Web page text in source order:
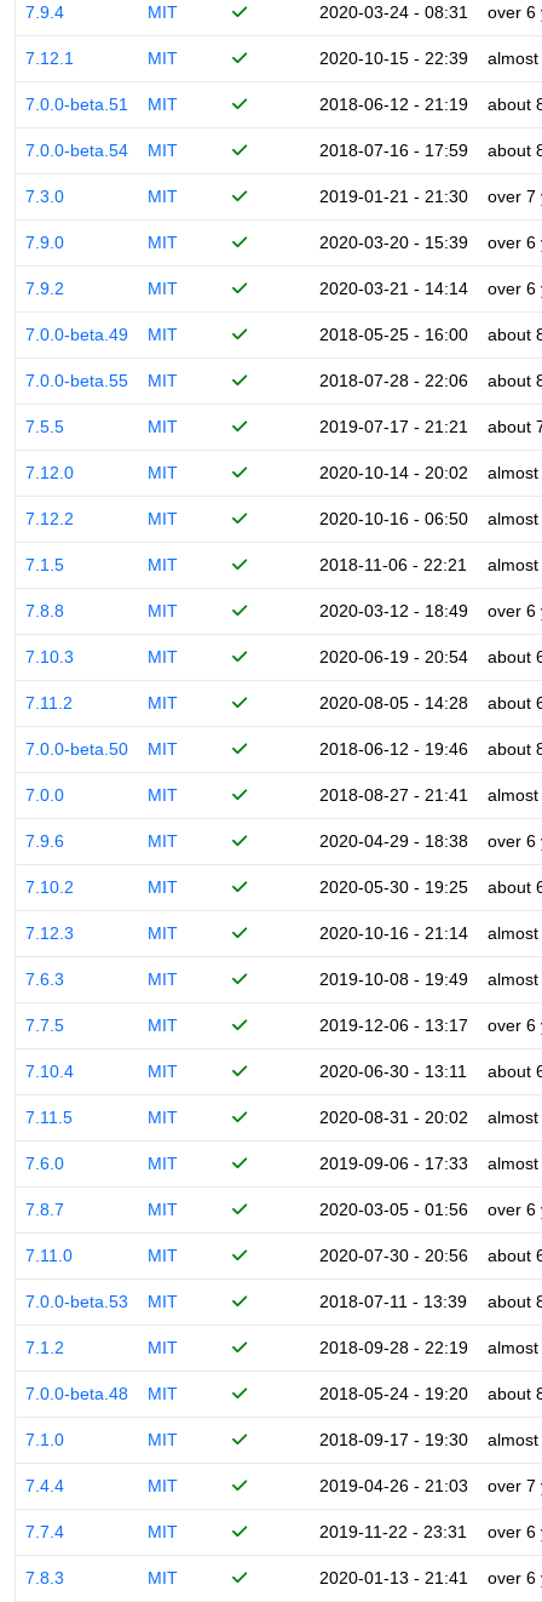
7.9.4 MIT 2020-03-24 - 08:31 over 6
7.12.1 MIT 2020-10-15 - 22:39
7.0.0-beta.51 MIT 2018-06-12 - 21:19 about
7.0.0-beta.54 MIT 2018-07-16 - 17:59 about
7.3.0 MIT 2019-01-21 - 21:30 over 7
7.9.0 MIT 2020-03-20 - 15:39 over 6
7.9.2 MIT 2020-03-21 - 14:14 over 6
7.0.0-beta.49 MIT 2018-05-25 - 16:00 about
7.0.0-beta.55 MIT 2018-07-28 - 22:06 about
7.5.5 MIT 2019-07-17 - 21:21 about
7.12.0 MIT 2020-10-14 - 20:02
7.12.2 MIT 2020-10-16 - 06:50
7.1.5 MIT 2018-11-06 - 22:21
7.8.8 MIT 2020-03-12 - 18:49 over 6
7.10.3 MIT 2020-06-19 - 20:54 about
7.11.2 MIT 2020-08-05 - 14:28 about
7.0.0-beta.50 MIT 2018-06-12 - 19:46 about
7.0.0 MIT 2018-08-27 - 21:41
7.9.6 MIT 2020-04-29 - 18:38 over 6
7.10.2 MIT 2020-05-30 - 19:25 about
7.12.3 MIT 2020-10-16 - 21:14
7.6.3 MIT 2019-10-08 - 19:49
7.7.5 MIT 2019-12-06 - 13:17 over 6
7.10.4 MIT 2020-06-30 - 13:11 about
7.11.5 MIT 2020-08-31 - 20:02
7.6.0 MIT 2019-09-06 - 17:33
7.8.7 MIT 2020-03-05 - 01:56 over 6
7.11.0 MIT 2020-07-30 - 20:56 about
7.0.0-beta.53 MIT 2018-07-11 - 13:39 about
7.1.2 MIT 2018-09-28 - 22:19
7.0.0-beta.48 MIT 2018-05-24 - 19:20 about
7.1.0 MIT 2018-09-17 - 19:30
7.4.4 MIT 2019-04-26 - 21:03 over 7
7.7.4 MIT 2019-11-22 - 23:31 over 6
7.8.3 MIT 2020-01-13 - 21:41 over 6